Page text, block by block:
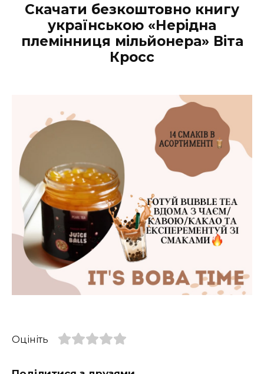
Скачати безкоштовно книгу
українською «Нерідна
племінниця мільйонера» Віта
Кросс
Оцініть